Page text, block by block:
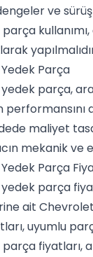
ve
Parça
parça,
maliyet
mekanik ve
Parça
parça
ait Chevrolet
uyumlu
fiyatları,